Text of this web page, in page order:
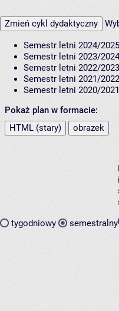
Zmień cykl dydaktyczny
Semestr letni 2024/2025
Semestr letni 2023/2024
Semestr letni 2022/2023
Semestr letni 2021/2022
Semestr letni 2020/2021
Pokaż plan w formacie:
HTML (stary)
obrazek
tygodniowy semestralny